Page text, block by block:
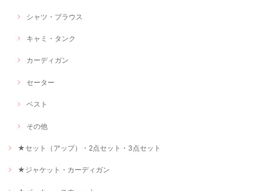
シャツ・ブラウス
キャミ・タンク
カーディガン
セーター
ベスト
その他
★セット（アップ）・2点セット・3点セット
★ジャケット・カーディガン